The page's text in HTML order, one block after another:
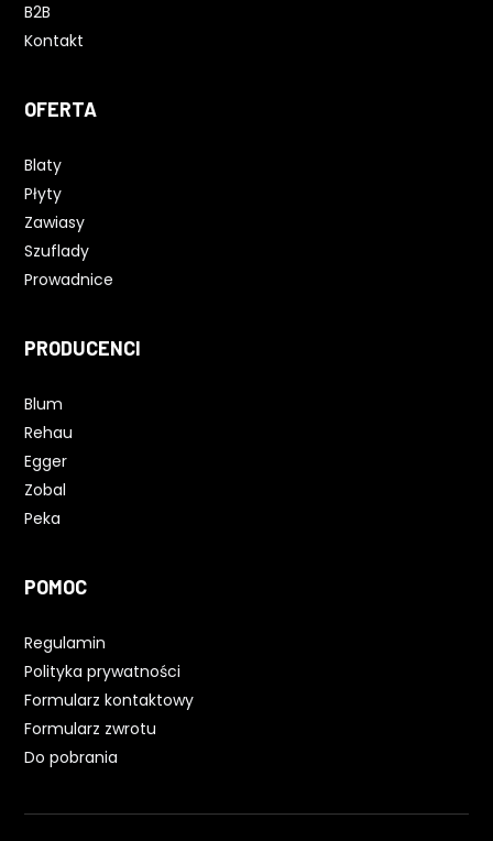
B2B
Kontakt
OFERTA
Blaty
Płyty
Zawiasy
Szuflady
Prowadnice
PRODUCENCI
Blum
Rehau
Egger
Zobal
Peka
POMOC
Regulamin
Polityka prywatności
Formularz kontaktowy
Formularz zwrotu
Do pobrania